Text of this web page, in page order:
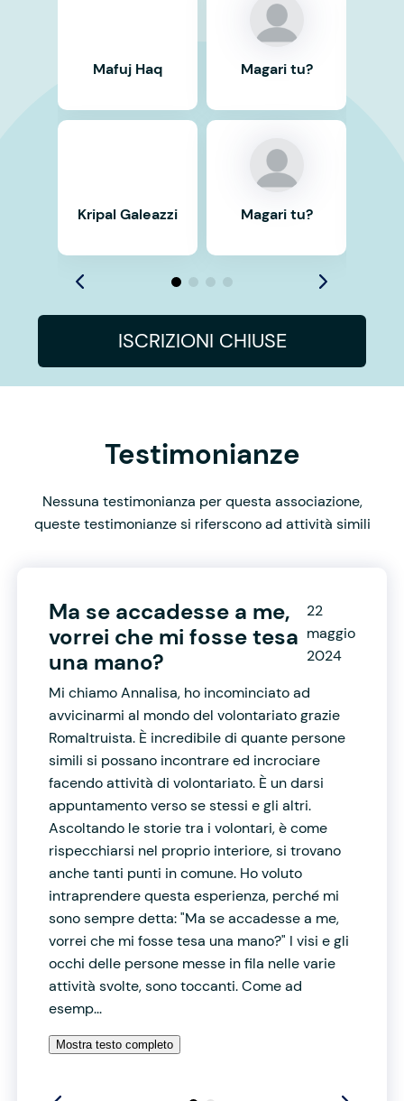
Mafuj Haq
Kripal Galeazzi
Magari tu?
Magari tu?
ISCRIZIONI CHIUSE
Testimonianze
Nessuna testimonianza per questa associazione,
queste testimonianze si riferscono ad attività simili
Ma se accadesse a me,
vorrei che mi fosse tesa
una mano?
22
maggio
2024
Mi chiamo Annalisa, ho incominciato ad
avvicinarmi al mondo del volontariato grazie
Romaltruista. È incredibile di quante persone
simili si possano incontrare ed incrociare
facendo attività di volontariato. È un darsi
appuntamento verso se stessi e gli altri.
Ascoltando le storie tra i volontari, è come
rispecchiarsi nel proprio interiore, si trovano
anche tanti punti in comune. Ho voluto
intraprendere questa esperienza, perché mi
sono sempre detta: "Ma se accadesse a me,
vorrei che mi fosse tesa una mano?" I visi e gli
occhi delle persone messe in fila nelle varie
attività svolte, sono toccanti. Come ad
esemp...
Mostra testo completo